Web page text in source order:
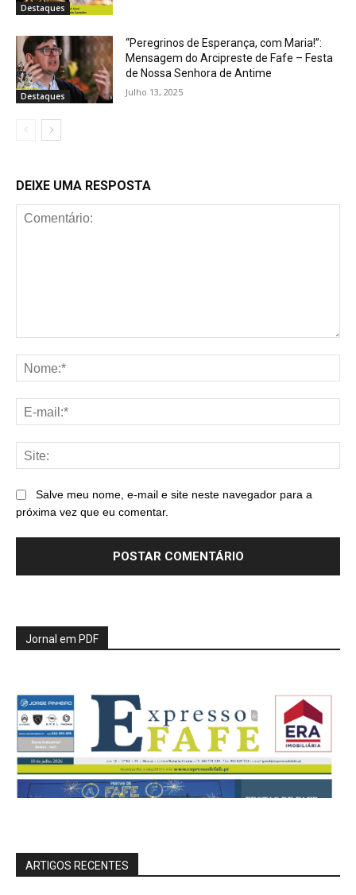
Destaques
Destaques
“Peregrinos de Esperança, com Maria!”:
Mensagem do Arcipreste de Fafe – Festa
de Nossa Senhora de Antime
Julho 13, 2025
DEIXE UMA RESPOSTA
Salve meu nome, e-mail e site neste navegador para a
próxima vez que eu comentar.
Jornal em PDF
ARTIGOS RECENTES